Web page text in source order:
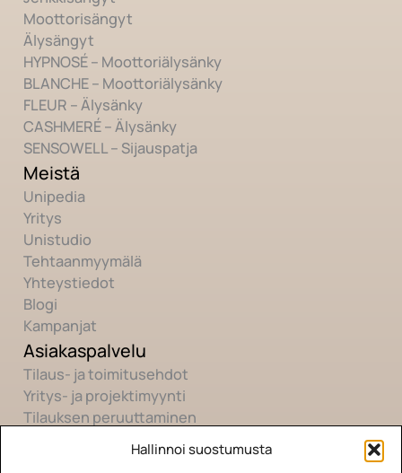
Hallinnoi suostumusta
Moottorisängyt
Älysängyt
HYPNOSÉ – Moottoriälysänky
BLANCHE – Moottoriälysänky
FLEUR – Älysänky
CASHMERÉ – Älysänky
SENSOWELL – Sijauspatja
Meistä
Unipedia
Yritys
Unistudio
Tehtaanmyymälä
Yhteystiedot
Blogi
Kampanjat
Asiakaspalvelu
Tilaus- ja toimitusehdot
Yritys- ja projektimyynti
Tilauksen peruuttaminen